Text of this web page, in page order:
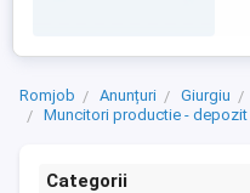
Romjob Anunțuri Giurgiu
Muncitori productie -
Categorii